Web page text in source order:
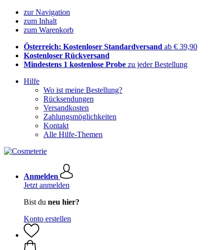
zur Navigation
zum Inhalt
zum Warenkorb
Österreich: Kostenloser Standardversand ab € 39,90
Kostenloser Rückversand
Mindestens 1 kostenlose Probe zu jeder Bestellung
Hilfe
Wo ist meine Bestellung?
Rücksendungen
Versandkosten
Zahlungsmöglichkeiten
Kontakt
Alle Hilfe-Themen
Anmelden
Jetzt anmelden
Bist du neu hier?
Konto erstellen